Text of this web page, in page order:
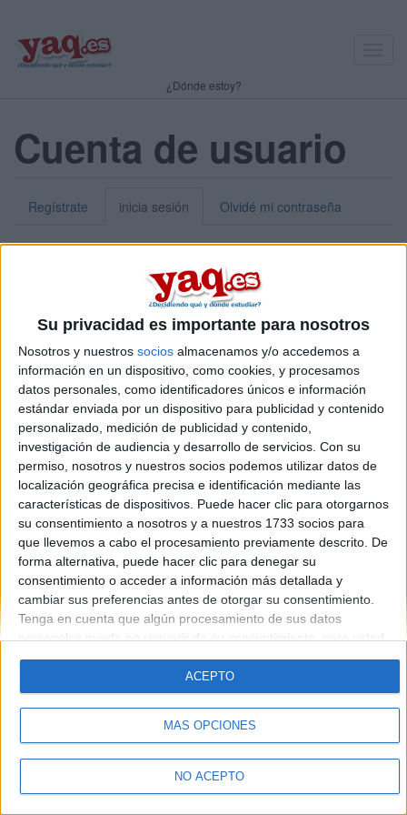
Su privacidad es importante para nosotros
Nosotros y nuestros socios almacenamos y/o accedemos a
información en un dispositivo, como cookies, y procesamos
datos personales, como identificadores únicos e información
estándar enviada por un dispositivo para publicidad y contenido
personalizado, medición de publicidad y contenido,
investigación de audiencia y desarrollo de servicios. Con su
permiso, nosotros y nuestros socios podemos utilizar datos de
localización geográfica precisa e identificación mediante las
características de dispositivos. Puede hacer clic para otorgarnos
su consentimiento a nosotros y a nuestros 1733 socios para
que llevemos a cabo el procesamiento previamente descrito. De
forma alternativa, puede hacer clic para denegar su
consentimiento o acceder a información más detallada y
cambiar sus preferencias antes de otorgar su consentimiento.
Tenga en cuenta que algún procesamiento de sus datos
personales puede no requerir de su consentimiento, pero usted
tiene el derecho de rechazar tal procesamiento. Sus
preferencias se aplicarán solo a este sitio web. Puede cambiar
sus preferencias o retirar su consentimiento en cualquier
momento volviendo a este sitio y haciendo clic en el botón
"Privacidad" en la parte inferior de la página web.
MÁS OPCIONES
NO ACEPTO
ACEPTO
¿Dónde estoy?
Cuenta de usuario
Regístrate inicia sesión Olvidé mi contraseña
Puedes iniciar sesión introduciendo tu nombre de usuario o tu
dirección de correo electrónico.
Contraseña:*
Introduce la contraseña que acompaña a tu nombre de usuario
Quiénes somos|Contactar |Anúnciate
Aviso legal|Politica de privacidad|Condiciones generales
de cookies
© 2003-2026Compás Mediterráneo S.L.- Diego de León 47 - 28006
Madrid [ESPAÑA] - Tel. +34 91 593 2767